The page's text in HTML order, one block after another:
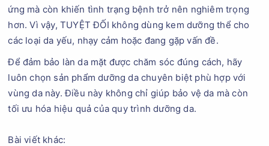
ứng mà còn khiến tình trạng bệnh trở nên nghiêm trọng
hơn. Vì vậy, TUYỆT ĐỐI không dùng kem dưỡng thể cho
các loại da yếu, nhạy cảm hoặc đang gặp vấn đề.
Để đảm bảo làn da mặt được chăm sóc đúng cách, hãy
luôn chọn sản phẩm dưỡng da chuyên biệt phù hợp với
vùng da này. Điều này không chỉ giúp bảo vệ da mà còn
tối ưu hóa hiệu quả của quy trình dưỡng da.
Bài viết khác: